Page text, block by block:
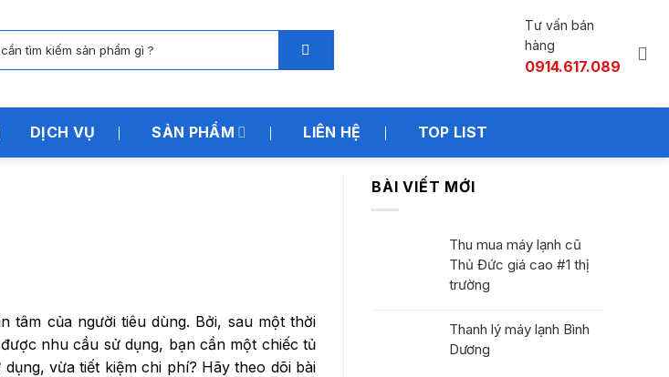
Tư vấn bán
hàng
0914.617.089
DỊCH VỤ SẢN PHẨM LIÊN HỆ TOP LIST
tâm của người tiêu dùng. Bởi, sau một thời
nhu cầu sử dụng, bạn cần một chiếc tủ
vừa tiết kiệm chi phí? Hãy theo dõi bài
BÀI VIẾT MỚI
Thu mua máy lạnh cũ
Thủ Đức giá cao #1 thị
trường
Thanh lý máy lạnh Bình
Dương